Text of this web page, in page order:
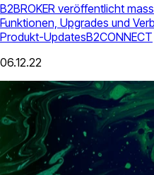
B2BROKER veröffentlicht
Funktionen, Upgrades und
Produkt-UpdatesB2CONNECT
06.12.22